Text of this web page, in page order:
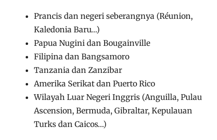
Prancis dan negeri seberangnya (Réunion,
Kaledonia Baru…)
Papua Nugini dan Bougainville
Filipina dan Bangsamoro
Tanzania dan Zanzibar
Amerika Serikat dan Puerto Rico
Wilayah Luar Negeri Inggris (Anguilla, Pulau
Ascension, Bermuda, Gibraltar, Kepulauan
Turks dan Caicos…)